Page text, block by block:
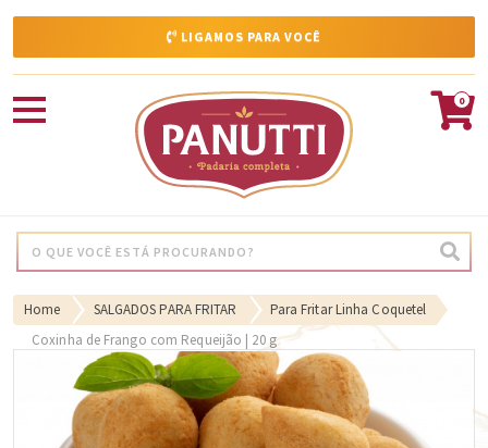
LIGAMOS PARA VOCÊ
0
Home SALGADOS PARA FRITAR
Para Fritar Linha Coquetel
Coxinha de Frango com Requeijão | 20 g